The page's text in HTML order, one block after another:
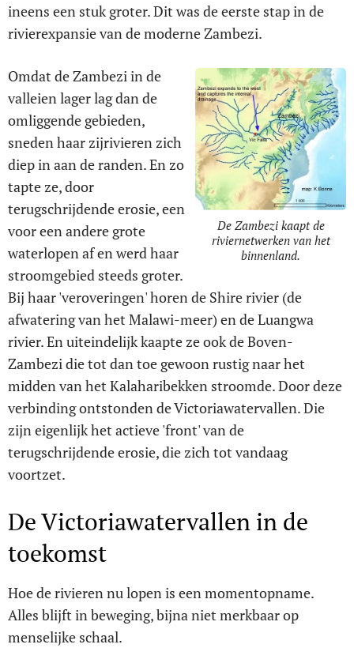
ineens een stuk groter. Dit was de eerste stap in de
rivierexpansie van de moderne Zambezi.
De Zambezi kaapt de
riviernetwerken van het
binnenland.
Omdat de Zambezi in de
valleien lager lag dan de
omliggende gebieden,
sneden haar zijrivieren zich
diep in aan de randen. En zo
tapte ze, door
terugschrijdende erosie, een
voor een andere grote
waterlopen af en werd haar
stroomgebied steeds groter.
Bij haar 'veroveringen' horen de Shire rivier (de
afwatering van het Malawi-meer) en de Luangwa
rivier. En uiteindelijk kaapte ze ook de Boven-
Zambezi die tot dan toe gewoon rustig naar het
midden van het Kalaharibekken stroomde. Door deze
verbinding ontstonden de Victoriawatervallen. Die
zijn eigenlijk het actieve 'front' van de
terugschrijdende erosie, die zich tot vandaag
voortzet.
De Victoriawatervallen in de
toekomst
Hoe de rivieren nu lopen is een momentopname.
Alles blijft in beweging, bijna niet merkbaar op
menselijke schaal.